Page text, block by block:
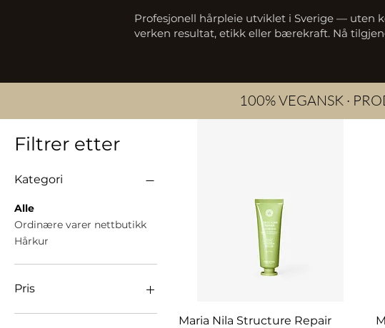
Profesjonell hårpleie utviklet i Sverige — uten
verken resultat, etikk eller bærekraft. Nå
100% VEGANSK ·
Filtrer etter
Kategori
Alle
Ordinære varer nettbutikk
Hårkur
Pris
Hurtigvisning
Maria Nila Structure Repair